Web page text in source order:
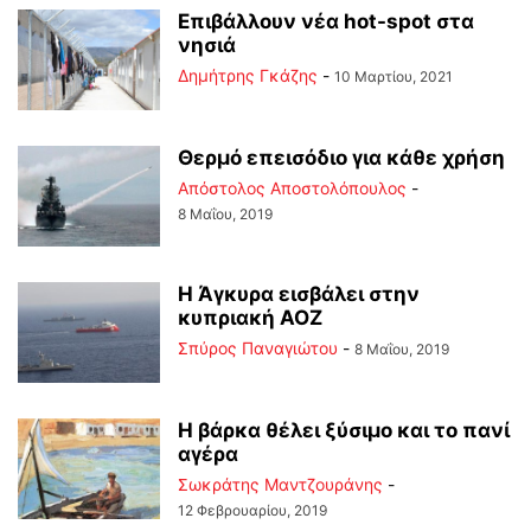
Επιβάλλουν νέα hot-spot στα
νησιά
Δημήτρης Γκάζης - 10 Μαρτίου, 2021
Θερμό επεισόδιο για κάθε χρήση
Απόστολος Αποστολόπουλος -
8 Μαΐου, 2019
Η Άγκυρα εισβάλει στην
κυπριακή ΑΟΖ
Σπύρος Παναγιώτου - 8 Μαΐου, 2019
Η βάρκα θέλει ξύσιμο και το πανί
αγέρα
Σωκράτης Μαντζουράνης -
12 Φεβρουαρίου, 2019